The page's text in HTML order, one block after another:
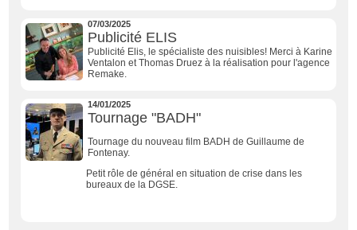
07/03/2025
Publicité ELIS
Publicité Elis, le spécialiste des nuisibles! Merci à Karine
Ventalon et Thomas Druez à la réalisation pour l'agence
Remake.
14/01/2025
Tournage "BADH"
Tournage du nouveau film BADH de Guillaume de
Fontenay.
Petit rôle de général en situation de crise dans les
bureaux de la DGSE.